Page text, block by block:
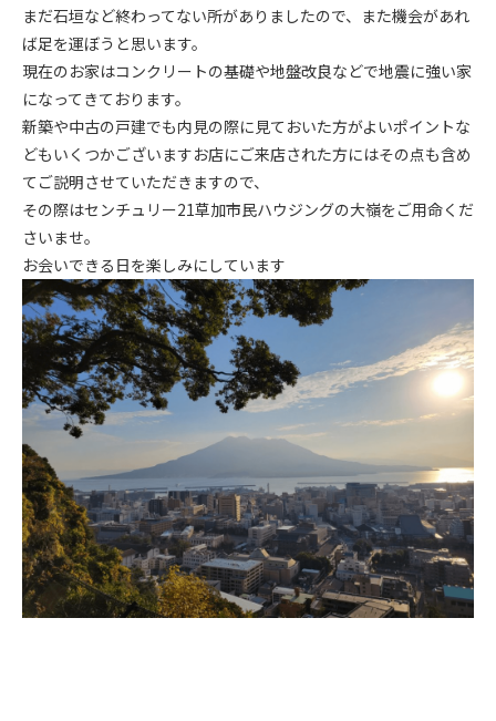
まだ石垣など終わってない所がありましたので、また機会があれ
ば足を運ぼうと思います。
現在のお家はコンクリートの基礎や地盤改良などで地震に強い家
になってきております。
新築や中古の戸建でも内見の際に見ておいた方がよいポイントな
どもいくつかございますお店にご来店された方にはその点も含め
てご説明させていただきますので、
その際はセンチュリー21草加市民ハウジングの大嶺をご用命くだ
さいませ。
お会いできる日を楽しみにしています